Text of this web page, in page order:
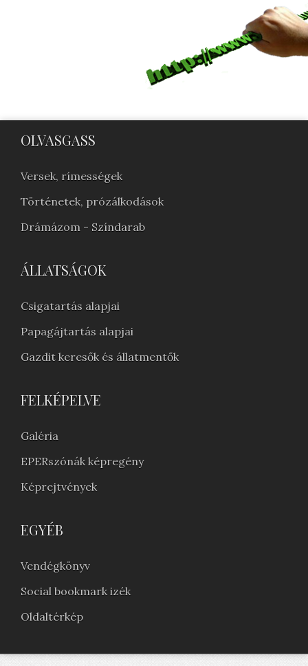
OLVASGASS
Versek, rímességek
Történetek, prózálkodások
Drámázom - Színdarab
ÁLLATSÁGOK
Csigatartás alapjai
Papagájtartás alapjai
Gazdit keresők és állatmentők
FELKÉPELVE
Galéria
EPERszónák képregény
Képrejtvények
EGYÉB
Vendégkönyv
Social bookmark izék
Oldaltérkép